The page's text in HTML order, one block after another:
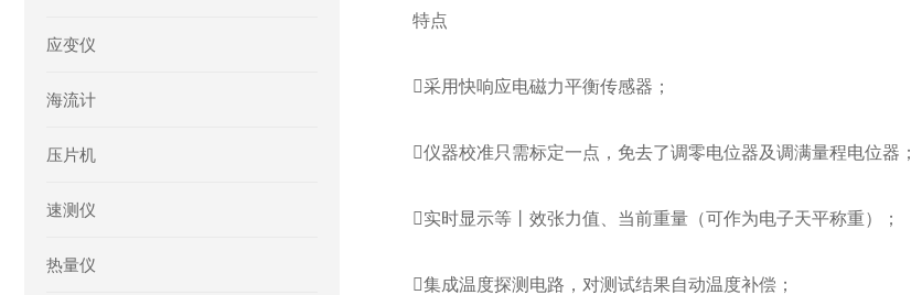
应变仪
海流计
压片机
速测仪
热量仪
特点
采用快响应电磁力平衡传感器；
仪器校准只需标定一点，免去了调零电位器及调满量程电位器；
实时显示等丨效张力值、当前重量（可作为电子天平称重）；
集成温度探测电路，对测试结果自动温度补偿；